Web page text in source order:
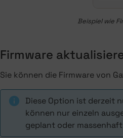
Beispiel wie
Firmware
Sie können die Firmware von
Diese Option ist derzeit
können nur einzeln
geplant oder